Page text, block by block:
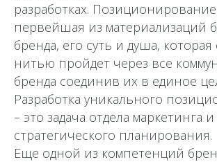
разработках.
первейшая из материализаций
бренда, его суть и душа, которая
нитью пройдет через все
бренда соединив их в единое
Разработка уникального
– это задача отдела маркетинга и
стратегического планирования.
Еще одной из компетенций